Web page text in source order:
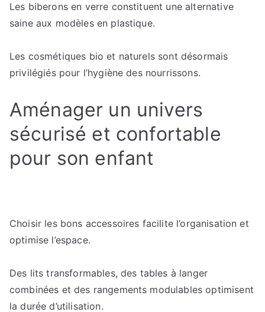
Les biberons en verre constituent une alternative
saine aux modèles en plastique.
Les cosmétiques bio et naturels sont désormais
privilégiés pour l’hygiène des nourrissons.
Aménager un univers
sécurisé et confortable
pour son enfant
Choisir les bons accessoires facilite l’organisation et
optimise l’espace.
Des lits transformables, des tables à langer
combinées et des rangements modulables optimisent
la durée d’utilisation.